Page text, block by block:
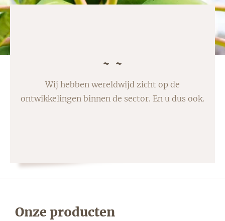
Wij hebben wereldwijd zicht op de
ontwikkelingen binnen de sector. En u dus ook.
Onze producten